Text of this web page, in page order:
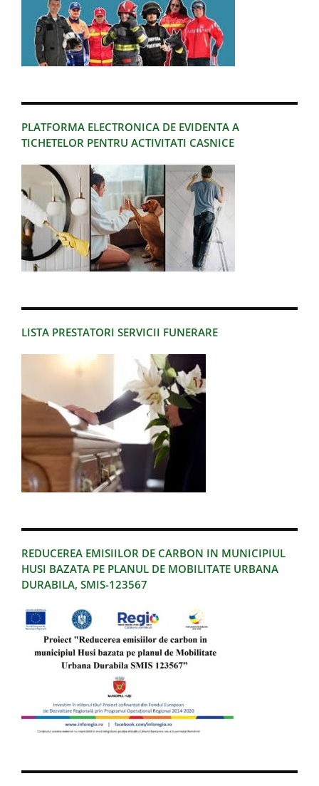
PLATFORMA ELECTRONICA DE EVIDENTA A
TICHETELOR PENTRU ACTIVITATI CASNICE
LISTA PRESTATORI SERVICII FUNERARE
REDUCEREA EMISIILOR DE CARBON IN MUNICIPIUL
HUSI BAZATA PE PLANUL DE MOBILITATE URBANA
DURABILA, SMIS-123567